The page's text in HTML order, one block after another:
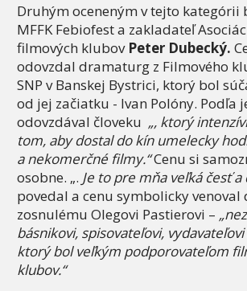
Druhým oceneným v tejto kategórii
MFFK Febiofest a zakladateľ
filmových klubov Peter Dubecký.
odovzdal dramaturg z Filmového
SNP v Banskej Bystrici, ktorý bol
od jej začiatku - Ivan Polóny. Podľa
odovzdával človeku „, ktorý
tom, aby dostal do kín umelecky
a nekomerčné filmy.“Cenu si
osobne. „. Je to pre mňa veľká česť a
povedal a cenu symbolicky venoval
zosnulému Olegovi Pastierovi –
básnikovi, spisovateľovi,
ktorý bol veľkým podporovateľom
klubov.“